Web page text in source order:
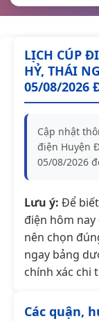
LỊCH CÚP
HỶ, THÁI
05/08/2026
Cập nhật
điện Huyện
05/08/2026
Lưu ý: Để
điện hôm
nên chọn
ngay bảng
chính xác chi
Các quận,